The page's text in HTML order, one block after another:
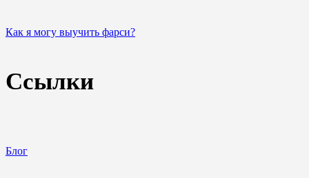
Как я могу выучить фарси?
Ссылки
Блог